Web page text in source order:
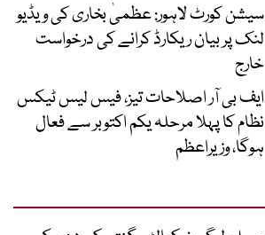
سیشن کورٹ لاہور: عظمیٰ بخاری کی ویڈیو
لنک پر بیان ریکارڈ کرانے کی درخواست
خارج
ایف بی آر اصلاحات تیز، فیس لیس ٹیکس
نظام کا پہلا مرحلہ یکم اکتوبر سے فعال
ہوگا، وزیراعظم